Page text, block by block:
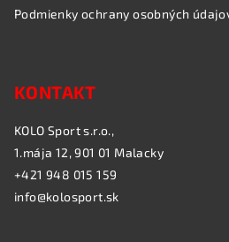
Podmienky ochrany osobných
KONTAKT
KOLO Sport s.r.o.,
1.mája 12, 901 01 Malacky
+421 948 015 159
info@kolosport.sk